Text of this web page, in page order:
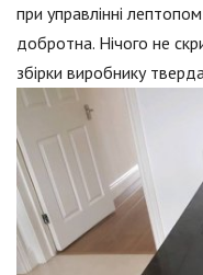
при управлінні
добротна. Нічого не
збірки виробнику